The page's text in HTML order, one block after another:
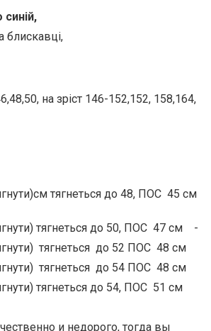
блискавці,
на зріст 146-152,152, 158,164,
тягнеться до 48, ПОС 45 см
тягнеться до 50, ПОС 47 см -
тягнеться до 52 ПОС 48 см
тягнеться до 54 ПОС 48 см
тягнеться до 54, ПОС 51 см
и недорого, тогда вы